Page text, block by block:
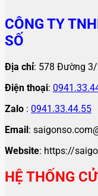
CÔNG TY
SỐ
Địa chỉ: 578 Đường 3/
Điện thoại:
Zalo : 0941.33.44.55
Email:
Website: https://
HỆ THỐNG